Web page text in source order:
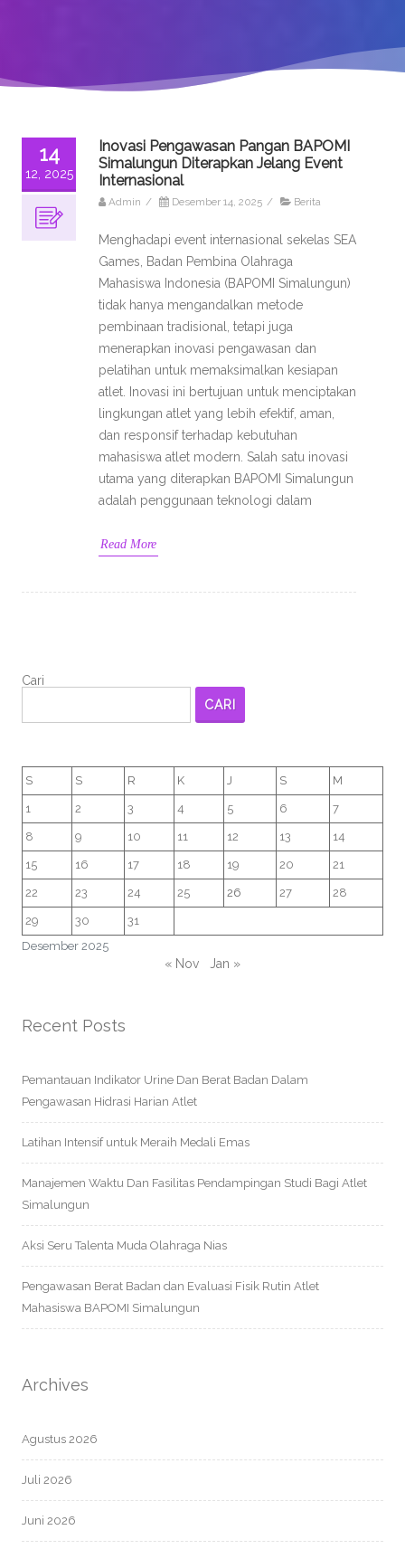
14
12, 2025
Inovasi Pengawasan Pangan BAPOMI
Simalungun Diterapkan Jelang Event
Internasional
Admin / Desember 14, 2025 / Berita
Menghadapi event internasional sekelas SEA
Games, Badan Pembina Olahraga
Mahasiswa Indonesia (BAPOMI Simalungun)
tidak hanya mengandalkan metode
pembinaan tradisional, tetapi juga
menerapkan inovasi pengawasan dan
pelatihan untuk memaksimalkan kesiapan
atlet. Inovasi ini bertujuan untuk menciptakan
lingkungan atlet yang lebih efektif, aman,
dan responsif terhadap kebutuhan
mahasiswa atlet modern. Salah satu inovasi
utama yang diterapkan BAPOMI Simalungun
adalah penggunaan teknologi dalam
Read More
Cari
CARI
Desember 2025
S S R K J S M
1 2 3 4 5 6 7
8 9 10 11 12 13 14
15 16 17 18 19 20 21
22 23 24 25 26 27 28
29 30 31
« Nov Jan »
Recent Posts
Pemantauan Indikator Urine Dan Berat Badan Dalam
Pengawasan Hidrasi Harian Atlet
Latihan Intensif untuk Meraih Medali Emas
Manajemen Waktu Dan Fasilitas Pendampingan Studi Bagi Atlet
Simalungun
Aksi Seru Talenta Muda Olahraga Nias
Pengawasan Berat Badan dan Evaluasi Fisik Rutin Atlet
Mahasiswa BAPOMI Simalungun
Archives
Agustus 2026
Juli 2026
Juni 2026